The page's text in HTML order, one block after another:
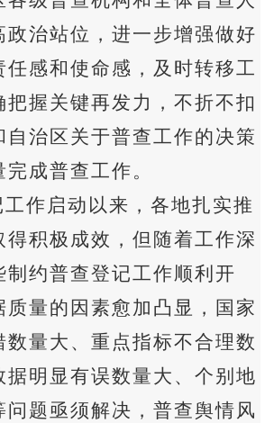
政治站位，进一步增强做好
任感和使命感，及时转移工
把握关键再发力，不折不扣
自治区关于普查工作的决策
成普查工作。
作启动以来，各地扎实推
得积极成效，但随着工作深
制约普查登记工作顺利开
质量的因素愈加凸显，国家
数量大、重点指标不合理数
据明显有误数量大、个别地
问题亟须解决，普查舆情风